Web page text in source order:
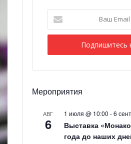
Email
адрес
Мероприятия
АВГ
6
1 июля @ 10:00 -6
Выставка
года до наших